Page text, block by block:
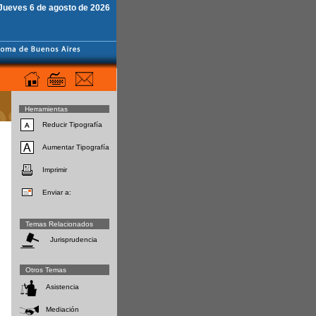
6 de agosto de 2026
Herramientas
Reducir Tipografía
Aumentar Tipografía
Imprimir
Enviar a:
Temas Relacionados
Jurisprudencia
Otros Temas
Asistencia
Mediación